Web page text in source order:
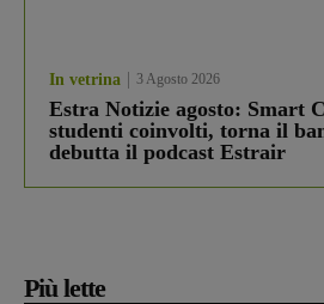
In vetrina 3 Agosto 2026
Estra Notizie agosto: Smart
studenti coinvolti, torna il
debutta il podcast Estrair
Più lette